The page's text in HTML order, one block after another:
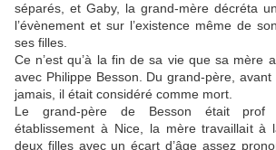
séparés, et Gaby, la grand-mère décréta
l’évènement et sur l’existence même de
ses filles.
Ce n’est qu’à la fin de sa vie que sa mère
avec Philippe Besson. Du grand-père,
jamais, il était considéré comme mort.
Le grand-père de Besson était prof
établissement à Nice, la mère travaillait à
deux filles avec un écart d’âge assez